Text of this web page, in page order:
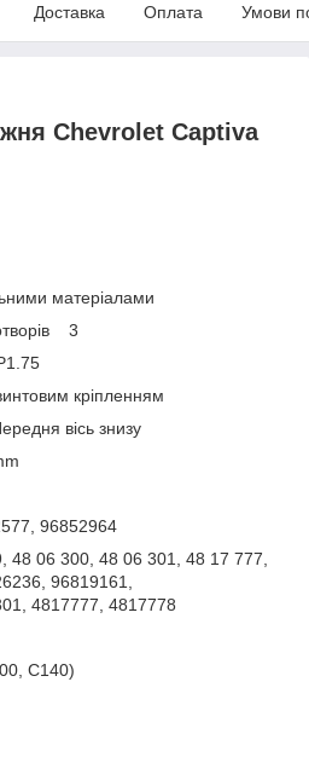
Доставка Оплата Умови
Chevrolet Captiva
матеріалами
3
кріпленням
вісь знизу
96852964
48 06 300, 48 06 301, 48 17 777,
96819161,
4817777, 4817778
C140)